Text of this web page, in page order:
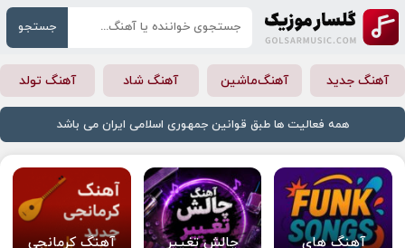
جستجو
آهنگ جدید آهنگ‌ماشین آهنگ شاد آهنگ تولد
همه فعالیت ها طبق قوانین جمهوری اسلامی ایران می باشد
آهنگ های
چالش تغییر
آهنگ کرمانجی